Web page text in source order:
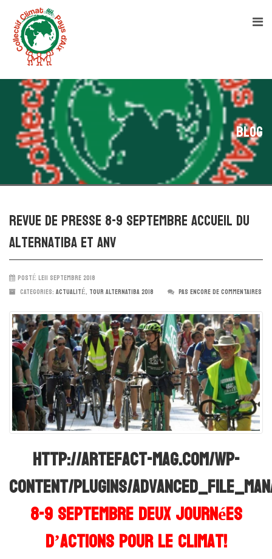
Blog
Revue de presse 8-9 septembre Accueil du
Alternatiba et ANV
POSTÉ LE11 SEPTEMBRE 2018
CATEGORIES: ACTUALITÉ, TOUR ALTERNATIBA 2018 PAS ENCORE DE COMMENTAIRES
http://artefact-mag.com/wp-
content/plugins/
8-9 septembre Deux journées
d’actions pour le climat!